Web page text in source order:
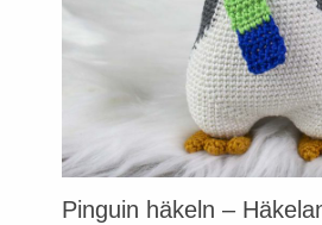
Pinguin häkeln –